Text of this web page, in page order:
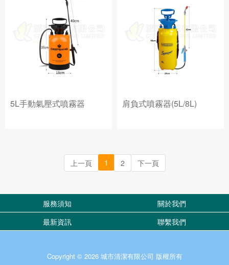
5L手動氣壓式噴霧器 肩負式噴霧器(5L/8L)
上一頁 1 2 下一頁
服務須知
關於我們
最新資訊
聯繫我們
Copyright © 2026 城市清潔有限公司 版權所有